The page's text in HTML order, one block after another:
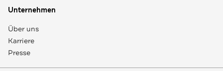
Unternehmen
Über uns
Karriere
Presse